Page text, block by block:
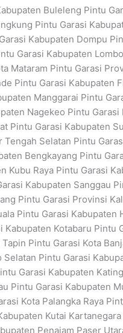
Buleleng Pintu
Pintu Garasi
Kabupaten Dompu
Garasi Kabupaten
Mataram Pintu Garasi
Pintu Garasi Kabupaten
Manggarai Pintu
Nagekeo Pintu Garasi
Pintu Garasi Kabupaten
Selatan Pintu
Bengkayang Pintu
Kubu Raya Pintu Garasi
Kabupaten Sanggau
Pintu Garasi Provinsi
Pintu Garasi Kabupaten
Kotabaru Pintu
Pintu Garasi Kota
Selatan Pintu Garasi
Garasi Kabupaten
Pintu Garasi Kabupaten
Kota Palangka Raya
Kutai
Penajam Paser